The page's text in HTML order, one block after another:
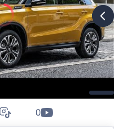
0